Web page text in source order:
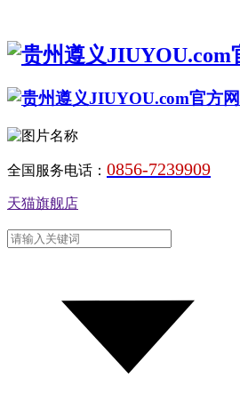
全国服务电话： 0856-7239909
天猫旗舰店